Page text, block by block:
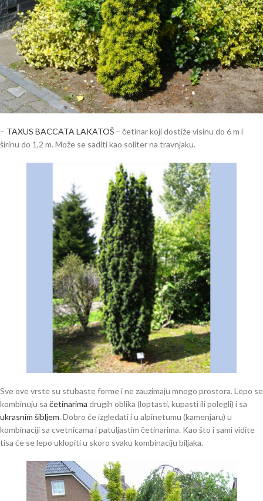
– TAXUS BACCATA LAKATOŠ – četinar koji dostiže visinu do 6 m i
širinu do 1,2 m. Može se saditi kao soliter na travnjaku.
Sve ove vrste su stubaste forme i ne zauzimaju mnogo prostora. Lepo se
kombinuju sa četinarima drugih oblika (loptasti, kupasti ili polegli) i sa
ukrasnim šibljem. Dobro će izgledati i u alpinetumu (kamenjaru) u
kombinaciji sa cvetnicama i patuljastim četinarima. Kao što i sami vidite
tisa će se lepo uklopiti u skoro svaku kombinaciju biljaka.